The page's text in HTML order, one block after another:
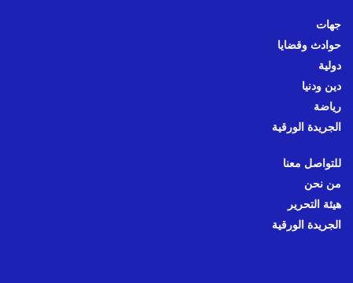
جهات
حوادث وقضايا
دولية
دين ودنيا
رياضة
الجريدة الورقية
للتواصل معنا
من نحن
هيئة التحرير
الجريدة الورقية